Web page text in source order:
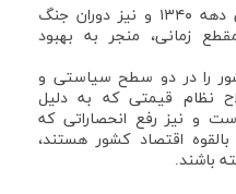
سرزعیم با اشاره به دو مقطع زمانی دهه ۱۳۴۰ و نیز دوران جنگ
زمانی، منجر به بهبود
را در دو سطح سیاستی و
نظام قیمتی که به دلیل
و نیز رفع انحصاراتی که
اقتصاد کشور هستند،
باشند.